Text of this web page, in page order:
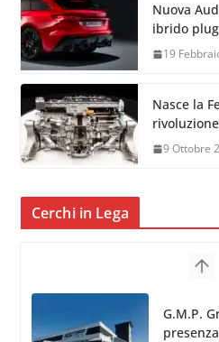
Nuova
ibrido
19
Nasce la
9 Ottobre
Cerchi in Lega
G.M.P.
TPMS